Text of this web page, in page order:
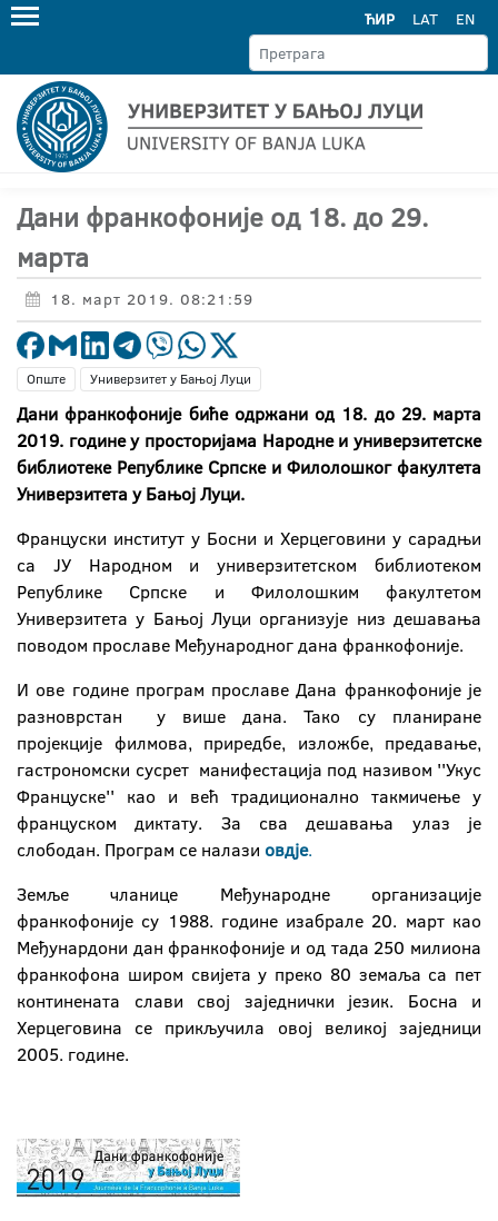
ЋИР LAT EN
Дани франкофоније од 18. до 29.
марта
18. март 2019. 08:21:59
Опште Универзитет у Бањој Луци
Дани франкофоније биће одржани од 18. до 29. марта
2019. године у просторијама Народне и универзитетске
библиотеке Републике Српске и Филолошког факултета
Универзитета у Бањој Луци.
Француски институт у Босни и Херцеговини у сарадњи
са ЈУ Народном и универзитетском библиотеком
Републике Српске и Филолошким факултетом
Универзитета у Бањој Луци организује низ дешавања
поводом прославе Међународног дана франкофоније.
И ове године програм прославе Дана франкофоније је
разноврстан у више дана. Тако су планиране
пројекције филмова, приредбе, изложбе, предавање,
гастрономски сусрет манифестација под називом ''Укус
Француске'' као и већ традиционално такмичење у
француском диктату. За сва дешавања улаз је
слободан. Програм се налази овдје.
Земље чланице Међународне организације
франкофоније су 1988. године изабрале 20. март као
Међунардони дан франкофоније и од тада 250 милиона
франкофона широм свијета у преко 80 земаља са пет
континената слави свој заједнички језик. Босна и
Херцеговина се прикључила овој великој заједници
2005. године.